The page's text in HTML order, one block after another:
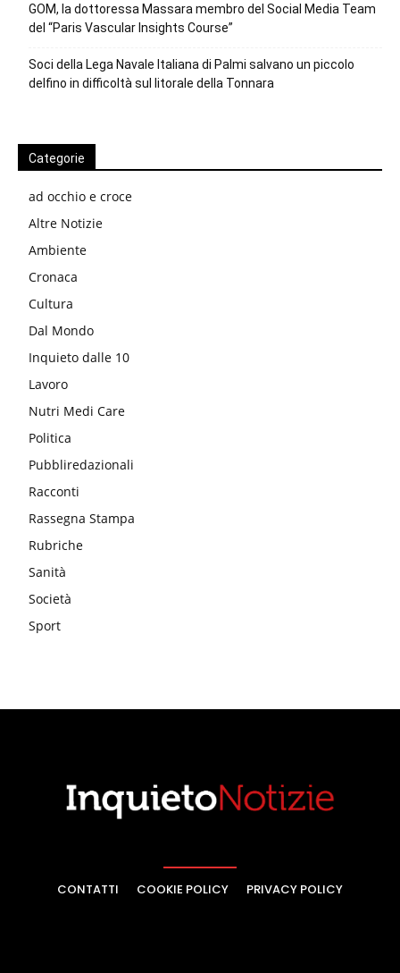
GOM, la dottoressa Massara membro del Social Media Team
del “Paris Vascular Insights Course”
Soci della Lega Navale Italiana di Palmi salvano un piccolo
delfino in difficoltà sul litorale della Tonnara
Categorie
ad occhio e croce
Altre Notizie
Ambiente
Cronaca
Cultura
Dal Mondo
Inquieto dalle 10
Lavoro
Nutri Medi Care
Politica
Pubbliredazionali
Racconti
Rassegna Stampa
Rubriche
Sanità
Società
Sport
CONTATTI COOKIE POLICY PRIVACY POLICY